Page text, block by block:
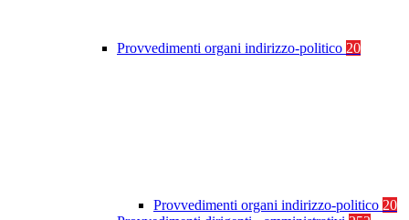
Provvedimenti organi indirizzo-politico 20
Provvedimenti organi indirizzo-politico 20